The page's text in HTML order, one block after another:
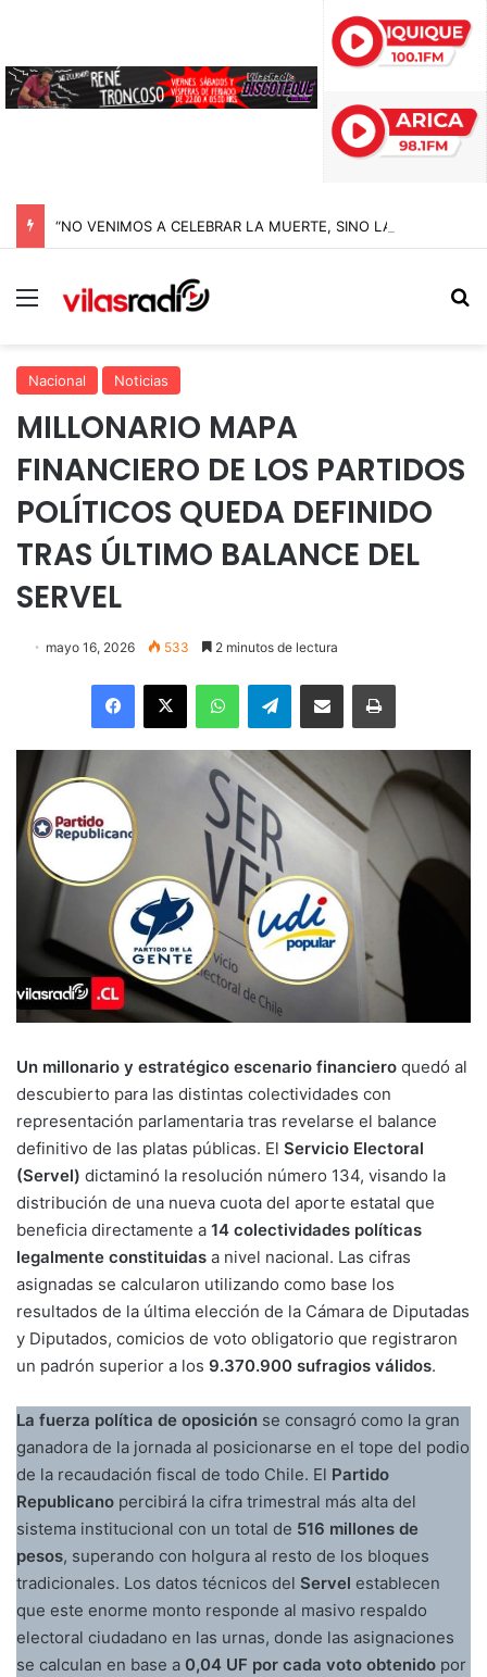
Menú
Nacional Noticias
MILLONARIO MAPA
FINANCIERO DE LOS PARTIDOS
POLÍTICOS QUEDA DEFINIDO
TRAS ÚLTIMO BALANCE DEL
SERVEL
mayo 16, 2026 533 2 minutos de lectura
Facebook
X WhatsAppTelegramEnviar vía email Imprimir
Un millonario y estratégico escenario financiero quedó al
descubierto para las distintas colectividades con
representación parlamentaria tras revelarse el balance
definitivo de las platas públicas. El Servicio Electoral
(Servel) dictaminó la resolución número 134, visando la
distribución de una nueva cuota del aporte estatal que
beneficia directamente a 14 colectividades políticas
legalmente constituidas a nivel nacional. Las cifras
asignadas se calcularon utilizando como base los
resultados de la última elección de la Cámara de Diputadas
y Diputados, comicios de voto obligatorio que registraron
un padrón superior a los 9.370.900 sufragios válidos.
La fuerza política de oposición se consagró como la gran
ganadora de la jornada al posicionarse en el tope del podio
de la recaudación fiscal de todo Chile. El Partido
Republicano percibirá la cifra trimestral más alta del
sistema institucional con un total de 516 millones de
pesos, superando con holgura al resto de los bloques
tradicionales. Los datos técnicos del Servel establecen
que este enorme monto responde al masivo respaldo
electoral ciudadano en las urnas, donde las asignaciones
se calculan en base a 0,04 UF por cada voto obtenido por